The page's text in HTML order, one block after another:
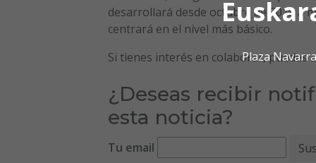
Plaza
desarrollará desde octubre de 2019 a
centrará en el nivel más básico.
Si tienes interés en colaborar, puedes
¿Deseas recibir
esta noticia?
Tu email